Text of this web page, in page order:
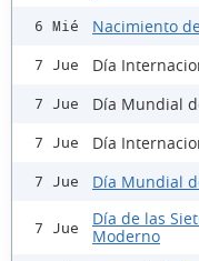
6 Mié Nacimiento
7 Jue Día
7 Jue Día Mundial
7 Jue Día
7 Jue Día Mundial
7 Jue
Día de las
Moderno